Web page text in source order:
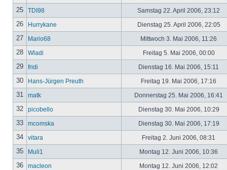
25 TDI98 Samstag 22. April 2006, 23:12
26 Hurrykane Dienstag 25. April 2006, 22:05
27 Mario68 Mittwoch 3. Mai 2006, 11:26
28 Wladi Freitag 5. Mai 2006, 00:00
29 fridi Dienstag 16. Mai 2006, 15:11
30 Hans-Jürgen Preuth Freitag 19. Mai 2006, 17:16
31 matk Donnerstag 25. Mai 2006, 16:41
32 picobello Dienstag 30. Mai 2006, 10:29
33 mcomska Dienstag 30. Mai 2006, 17:19
34 vitara Freitag 2. Juni 2006, 08:31
35 Muli1 Montag 12. Juni 2006, 10:36
36 macleon Montag 12. Juni 2006, 12:02